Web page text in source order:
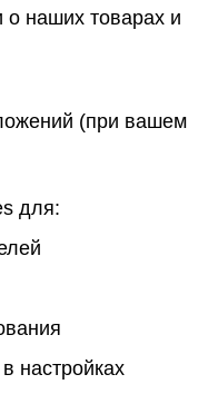
наших товарах и
(при вашем
для:
настройках